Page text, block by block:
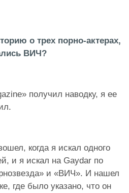
о трех порно-актерах,
ВИЧ?
получил наводку, я ее
когда я искал одного
и я искал на Gaydar по
и «ВИЧ». И нашел
где было указано, что он